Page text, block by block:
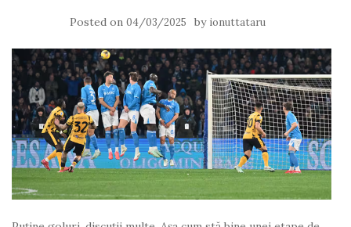
Posted on 04/03/2025 by ionuttataru